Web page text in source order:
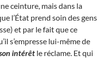
ceinture, mais dans la
l’État prend soin des gens
et par le fait que ce
s’empresse lui-même de
intérêt le réclame. Et qui